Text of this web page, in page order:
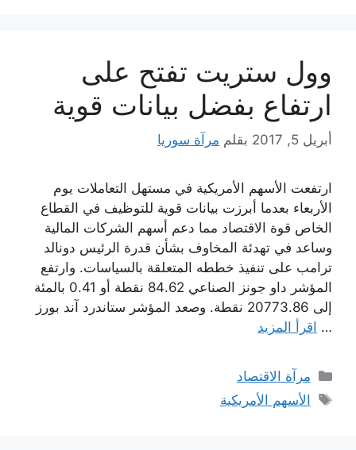
وول ستريت تفتح على
ارتفاع بفضل بيانات قوية
أبريل 5, 2017 بقلم مرآة سوريا
ارتفعت الأسهم الأمريكية في مستهل التعاملات يوم
الأربعاء بعدما أبرزت بيانات قوية للتوظيف في القطاع
الخاص قوة الاقتصاد مما دعم أسهم الشركات المالية
وساعد في تهدئة المخاوف بشأن قدرة الرئيس دونالد
ترامب على تنفيذ خططه المتعلقة بالسياسات. وارتفع
المؤشر داو جونز الصناعي 84.62 نقطة أو 0.41 بالمئة
إلى 20773.86 نقطة. وصعد المؤشر ستاندرد آند بورز
… اقرأ المزيد
التصنيفات
مرآة الاقتصاد
الوسوم
الأسهم الأمريكية